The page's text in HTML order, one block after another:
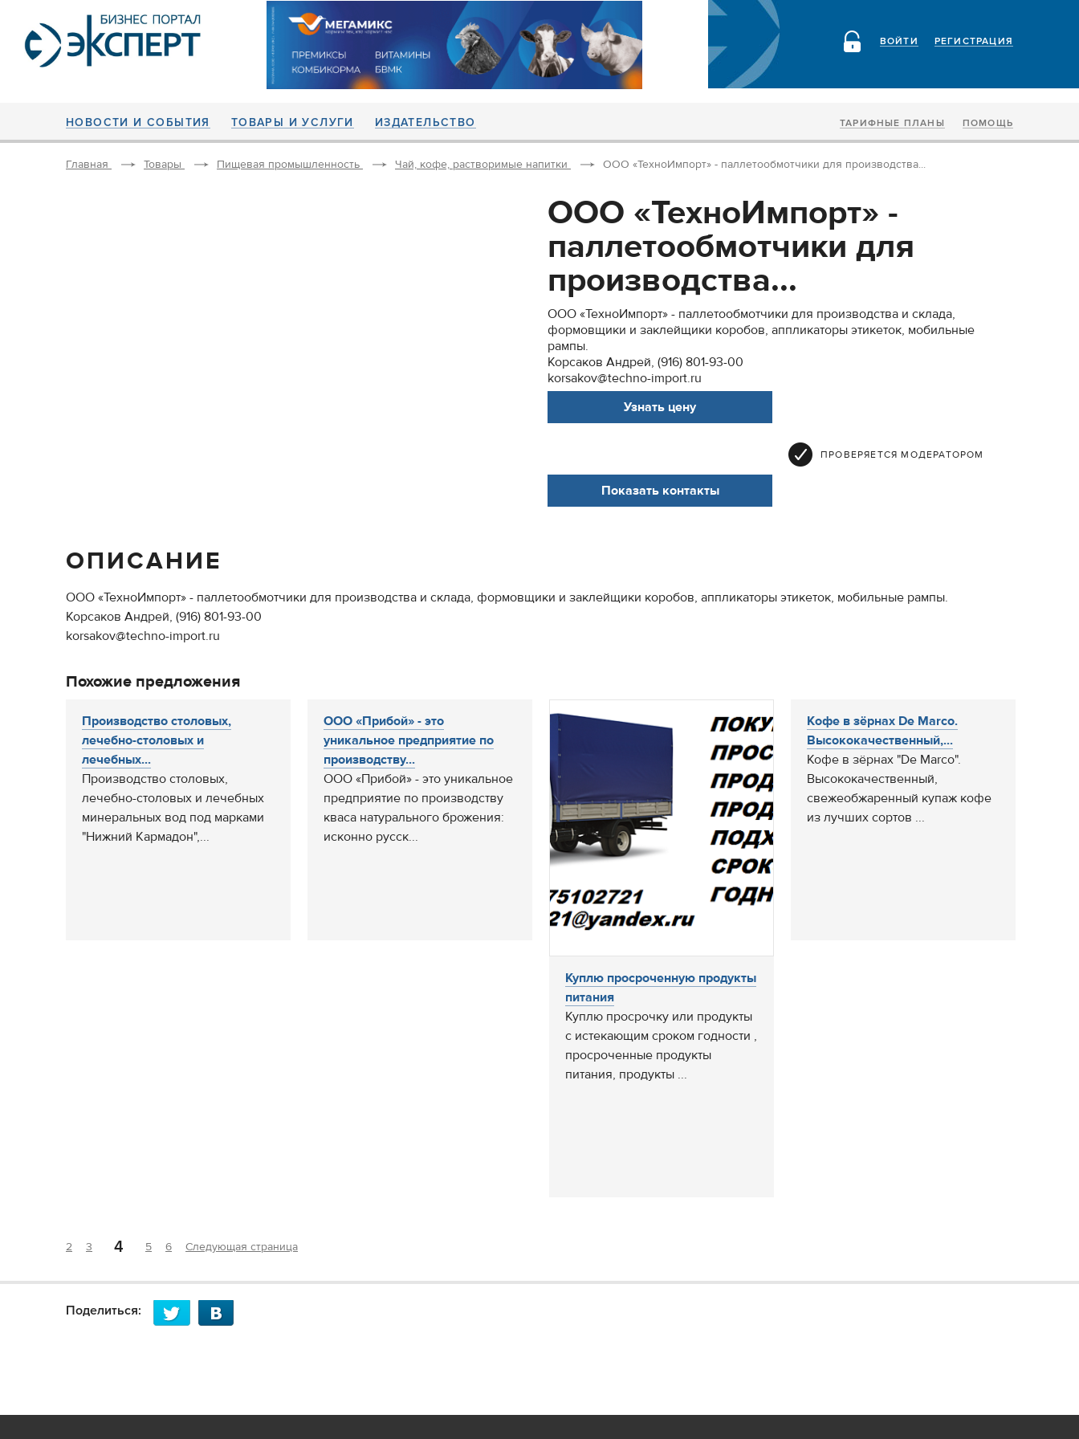
РЕГИСТРАЦИЯ
ВОЙТИ
НОВОСТИ И СОБЫТИЯ ТОВАРЫ И УСЛУГИ ИЗДАТЕЛЬСТВО ТАРИФНЫЕ ПЛАНЫ ПОМОЩЬ
Главная Товары Пищевая промышленность Чай, кофе, растворимые напитки ООО «ТехноИмпорт» - паллетообмотчики для производства...
ООО «ТехноИмпорт» -
паллетообмотчики для
производства...
ООО «ТехноИмпорт» - паллетообмотчики для производства и склада,
формовщики и заклейщики коробов, аппликаторы этикеток, мобильные
рампы.
Корсаков Андрей, (916) 801-93-00
korsakov@techno-import.ru
Узнать цену
ПРОВЕРЯЕТСЯ МОДЕРАТОРОМ
Показать контакты
ОПИСАНИЕ
ООО «ТехноИмпорт» - паллетообмотчики для производства и склада, формовщики и заклейщики коробов, аппликаторы этикеток, мобильные рампы.
Корсаков Андрей, (916) 801-93-00
korsakov@techno-import.ru
Похожие предложения
Производство столовых,
лечебно-столовых и
лечебных...
Производство столовых,
лечебно-столовых и лечебных
минеральных вод под марками
"Нижний Кармадон",...
ООО «Прибой» - это
уникальное предприятие по
производству...
ООО «Прибой» - это уникальное
предприятие по производству
кваса натурального брожения:
исконно русск...
Куплю просроченную продукты
питания
Куплю просрочку или продукты
с истекающим сроком годности ,
просроченные продукты
питания, продукты ...
Кофе в зёрнах De Marco.
Высококачественный,...
Кофе в зёрнах "De Marco".
Высококачественный,
свежеобжаренный купаж кофе
из лучших сортов ...
2 3 4 5 6 Следующая страница
Поделиться: